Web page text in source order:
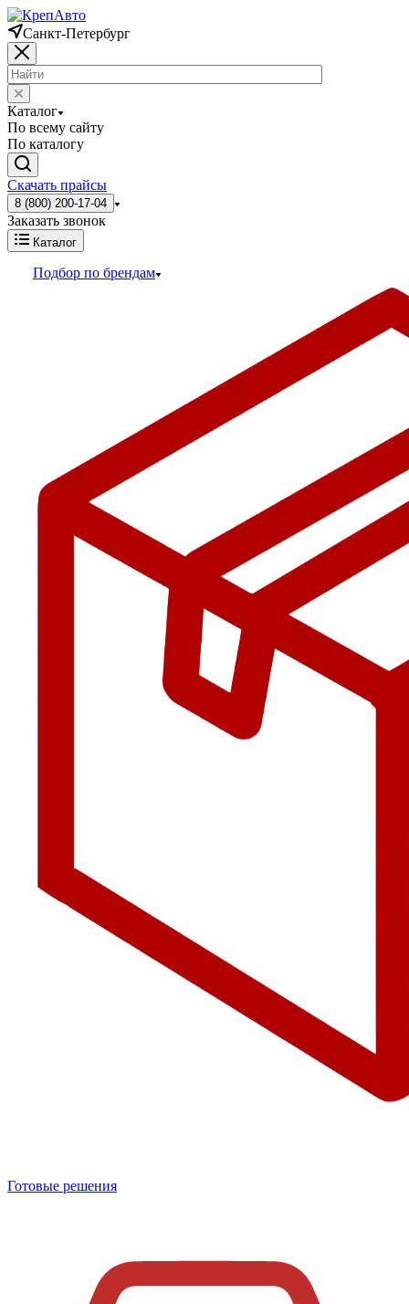
Санкт-Петербург
Каталог
По всему сайту
По каталогу
Скачать прайсы
8 (800) 200-17-04
Заказать звонок
Каталог
Подбор по брендам
Готовые решения